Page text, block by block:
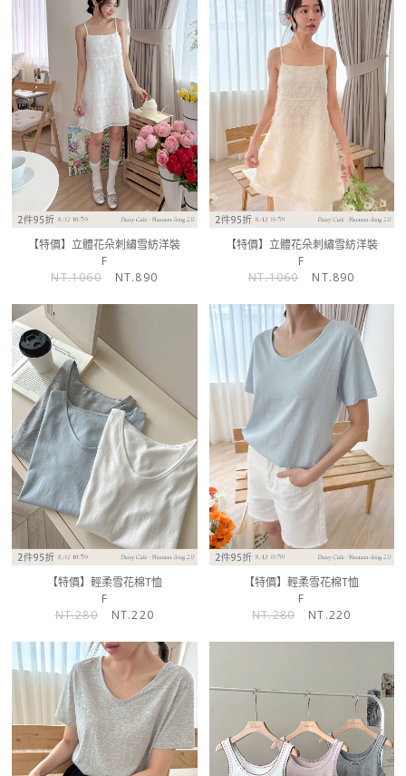
【特價】立體花朵刺繡雪紡洋裝
F
NT.1060
NT.890
【特價】立體花朵刺繡雪紡洋裝
F
NT.1060
NT.890
【特價】輕柔雪花棉T恤
F
NT.280
NT.220
【特價】輕柔雪花棉T恤
F
NT.280
NT.220